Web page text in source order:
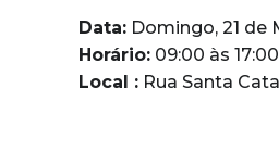
Data: Domingo, 21 de
Horário: 09:00 às 17:00
Local : Rua Santa